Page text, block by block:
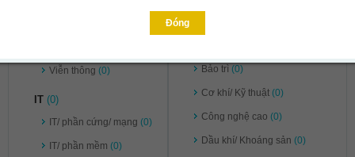
Viễn thông (0)
IT (0)
IT/ phần cứng/ mạng (0)
IT/ phần mềm (0)
Bảo trì (0)
Cơ khí/ Kỹ thuật (0)
Công nghệ cao (0)
Dầu khí/ Khoáng sản (0)
Đóng